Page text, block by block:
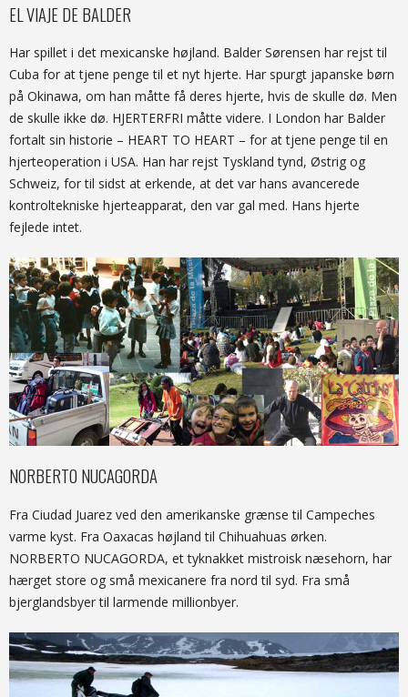
EL VIAJE DE BALDER
Har spillet i det mexicanske højland. Balder Sørensen har rejst til
Cuba for at tjene penge til et nyt hjerte. Har spurgt japanske børn
på Okinawa, om han måtte få deres hjerte, hvis de skulle dø. Men
de skulle ikke dø. HJERTERFRI måtte videre. I London har Balder
fortalt sin historie – HEART TO HEART – for at tjene penge til en
hjerteoperation i USA. Han har rejst Tyskland tynd, Østrig og
Schweiz, for til sidst at erkende, at det var hans avancerede
kontroltekniske hjerteapparat, den var gal med. Hans hjerte
fejlede intet.
NORBERTO NUCAGORDA
Fra Ciudad Juarez ved den amerikanske grænse til Campeches
varme kyst. Fra Oaxacas højland til Chihuahuas ørken.
NORBERTO NUCAGORDA, et tyknakket mistroisk næsehorn, har
hærget store og små mexicanere fra nord til syd. Fra små
bjerglandsbyer til larmende millionbyer.